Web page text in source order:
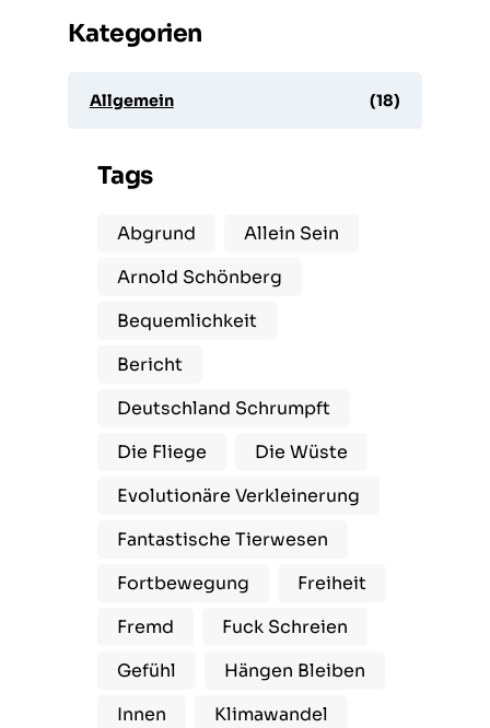
Kategorien
Allgemein (18)
Tags
Abgrund
Allein Sein
Arnold Schönberg
Bequemlichkeit
Bericht
Deutschland Schrumpft
Die Fliege
Die Wüste
Evolutionäre Verkleinerung
Fantastische Tierwesen
Fortbewegung
Freiheit
Fremd
Fuck Schreien
Gefühl
Hängen Bleiben
Innen
Klimawandel